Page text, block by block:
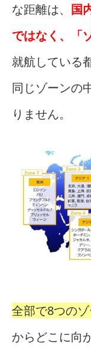
な距離は、 国
ではなく、「
就航している
同じゾーンの
りません。
全部で8つの
からどこに向